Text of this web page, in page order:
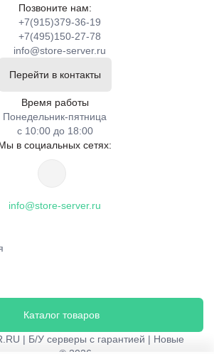
Позвоните нам:
+7(915)379-36-19
+7(495)150-27-78
info@store-server.ru
Перейти в контакты
Время работы
Понедельник-пятница
с 10:00 до 18:00
в социальных сетях:
info@store-server.ru
Каталог товаров
| Б/У серверы с гарантией | Новые